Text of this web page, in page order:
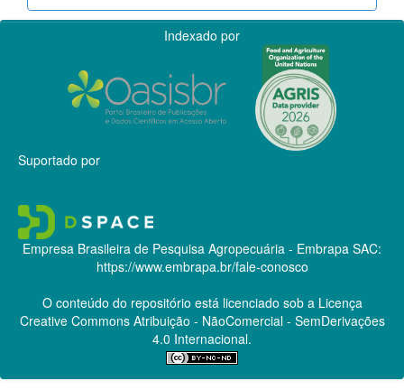
Indexado por
Suportado por
Empresa Brasileira de Pesquisa Agropecuária - Embrapa SAC:
https://www.embrapa.br/fale-conosco
O conteúdo do repositório está licenciado sob a Licença
Creative CommonsAtribuição - NãoComercial - SemDerivações
4.0 Internacional.